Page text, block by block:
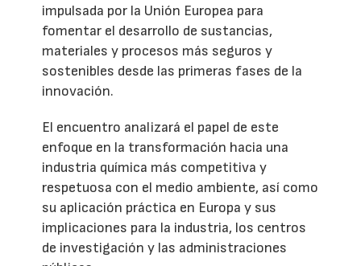
impulsada por la Unión Europea para
fomentar el desarrollo de sustancias,
materiales y procesos más seguros y
sostenibles desde las primeras fases de la
innovación.
El encuentro analizará el papel de este
enfoque en la transformación hacia una
industria química más competitiva y
respetuosa con el medio ambiente, así como
su aplicación práctica en Europa y sus
implicaciones para la industria, los centros
de investigación y las administraciones